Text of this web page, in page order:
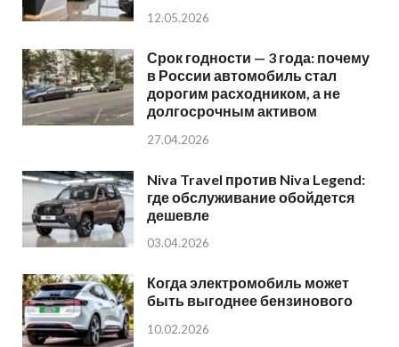
12.05.2026
Срок годности — 3 года: почему
в России автомобиль стал
дорогим расходником, а не
долгосрочным активом
27.04.2026
Niva Travel против Niva Legend:
где обслуживание обойдется
дешевле
03.04.2026
Когда электромобиль может
быть выгоднее бензинового
10.02.2026